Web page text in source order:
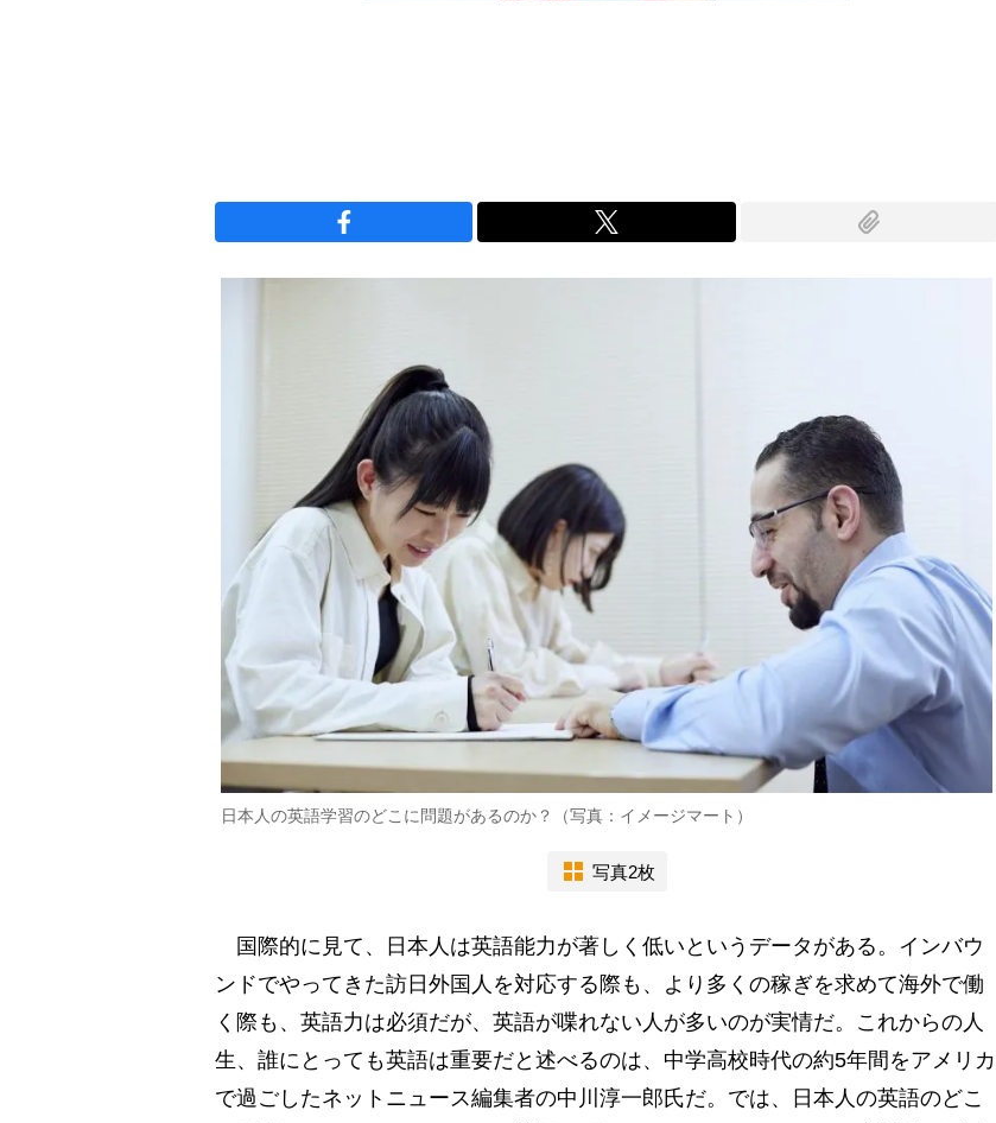
日本人の英語学習のどこに問題があるのか？（写真：イメージマート）
写真2枚
国際的に見て、日本人は英語能力が著しく低いというデータがある。インバウ
ンドでやってきた訪日外国人を対応する際も、より多くの稼ぎを求めて海外で働
く際も、英語力は必須だが、英語が喋れない人が多いのが実情だ。これからの人
生、誰にとっても英語は重要だと述べるのは、中学高校時代の約5年間をアメリカ
で過ごしたネットニュース編集者の中川淳一郎氏だ。では、日本人の英語のどこ